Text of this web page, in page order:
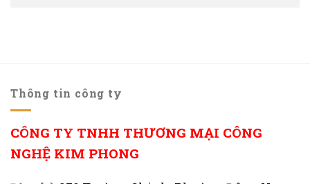
Thông tin công ty
CÔNG TY TNHH THƯƠNG MẠI CÔNG
NGHỆ KIM PHONG